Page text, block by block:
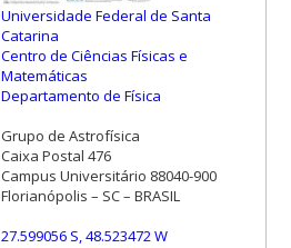
Universidade Federal de Santa
Catarina
Centro de Ciências Físicas e
Matemáticas
Departamento de Física
Grupo de Astrofísica
Caixa Postal 476
Campus Universitário 88040-900
Florianópolis – SC – BRASIL
27.599056 S, 48.523472 W